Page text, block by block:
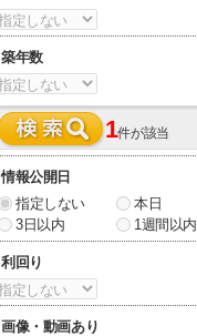
築年数
1件が該当
情報公開日
指定しない
本日
3日以内
1週間以内
利回り
画像・動画あり